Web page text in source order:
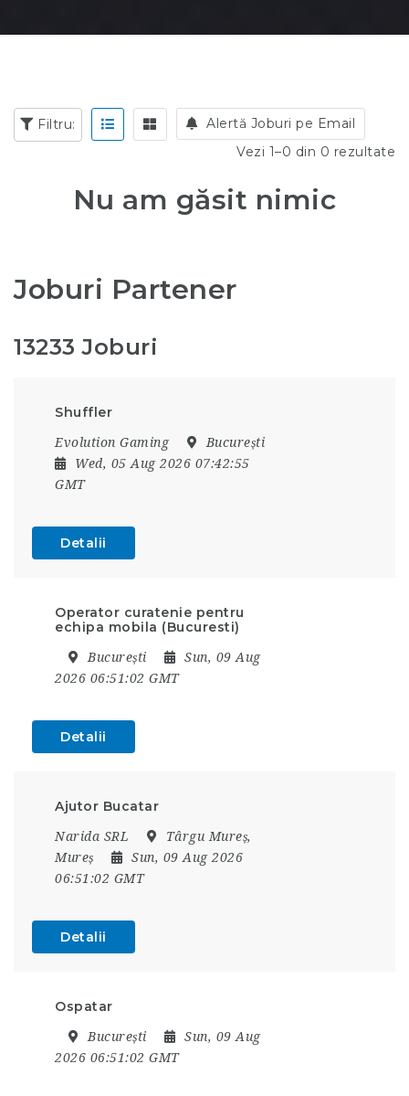
Filtru:
Alertă Joburi pe Email
Vezi 1–0 din 0 rezultate
Nu am găsit nimic
Joburi Partener
13233 Joburi
Shuffler
Evolution Gaming
București
Wed, 05 Aug 2026 07:42:55
GMT
Detalii
Operator curatenie pentru
echipa mobila (Bucuresti)
București
Sun, 09 Aug
2026 06:51:02 GMT
Detalii
Ajutor Bucatar
Narida SRL
Târgu Mureș,
Mureș
Sun, 09 Aug 2026
06:51:02 GMT
Detalii
Ospatar
București
Sun, 09 Aug
2026 06:51:02 GMT